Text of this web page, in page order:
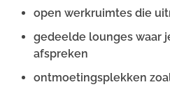
open werkruimtes die
gedeelde lounges waar
afspreken
ontmoetingsplekken